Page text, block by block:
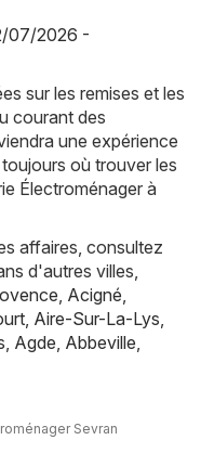
07/2026 -
sur les remises et les
courant des
une expérience
où trouver les
Électroménager à
affaires, consultez
d'autres villes,
, Acigné,
, Aire-Sur-La-Lys,
, Agde, Abbeville,
Sevran